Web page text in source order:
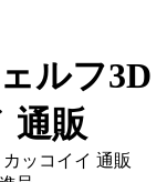
ルフ3D
通販